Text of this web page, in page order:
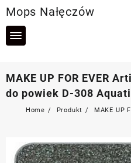
to
content
Mops Nałęczów
MAKE UP FOR EVER
do powiek D-308
Home Produkt
MAKE UP